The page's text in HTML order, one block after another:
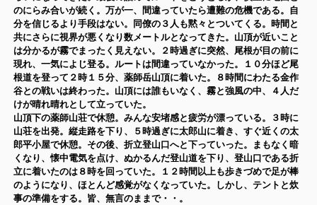
のにらみ合いが続く。万が一、間違っていたら遭難の危機である。自
分を信じるより手段はない。同僚の３人も黙々とついてくる。時間と
共にさらに視界が悪くなり数メートルとなってきた。山頂が近いこと
は分かるが霧でまったく見えない。２時過ぎに突然、尾根が目の前に
現れ、一気によじ登る。ルートは間違っていなかった。１０分ほど尾
根道を登って２時１５分、薬師岳山頂に着いた。８時間にわたる金作
谷との戦いは終わった。山頂には誰もいなく、霧と強風の中、４人だ
けが晴れ晴れとして立っていた。
山頂下の薬師山荘で休憩。みんな安堵感と疲労が漂っている。３時に
山荘を出発。縦走路を下り、５時過ぎに太郎山に着き、すぐ近くの太
郎平小屋で休憩。その後、折立登山口へと下っていった。まもなく暗
くなり、懐中電気を点け、ぬかるんだ登山道を下り、登山口である折
立に着いたのは８時を回っていた。１２時間以上も歩きづめで足が棒
のようになり、ほとんど感覚がなくなっていた。しかし、テントと炊
事の準備をする。皆、無言のままで・・。